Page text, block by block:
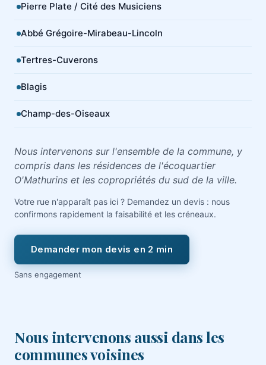
Pierre Plate / Cité des Musiciens
Abbé Grégoire-Mirabeau-Lincoln
Tertres-Cuverons
Blagis
Champ-des-Oiseaux
Nous intervenons sur l'ensemble de la commune, y
compris dans les résidences de l'écoquartier
O'Mathurins et les copropriétés du sud de la ville.
Votre rue n'apparaît pas ici ? Demandez un devis : nous
confirmons rapidement la faisabilité et les créneaux.
Demander mon devis en 2 min
Sans engagement
Nous intervenons aussi dans les
communes voisines